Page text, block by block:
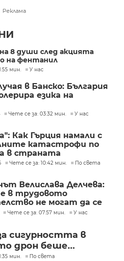
Реклама
8 души след акцията
на фентанил
мин. У нас
в Банско: България
езика на
Чете се за: 03:32 мин. У нас
Как Гърция намали с
катастрофи по
в страната
Чете се за: 10:42 мин. По света
Велислава Делчева:
в трудовото
не могат да се
бюджета
Чете се за: 07:57 мин. У нас
сигурността в
дрон беше...
мин. По света